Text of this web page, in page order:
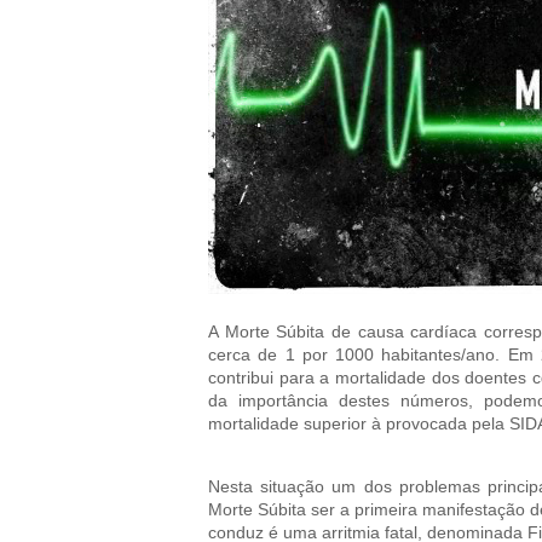
A Morte Súbita de causa cardíaca
cerca de 1 por 1000 habitantes/ano.
contribui para a mortalidade dos doentes
da importância destes números,
mortalidade superior à provocada pela
Nesta situação um dos problemas
Morte Súbita ser a primeira manifestação
conduz é uma arritmia fatal, denominada